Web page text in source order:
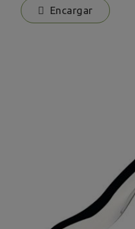
Encargar